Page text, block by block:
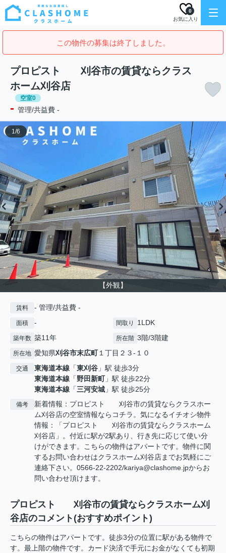
お気に入り
0
この物件の募集は終了しました。
プロピスト 刈谷市の賃貸ならクラス
ホーム刈谷店
空室0
- 管理/共益費 -
【外観】
1/6
賃料 - 管理/共益費 -
面積 - 間取り 1LDK
築年数 築11年 所在階 3階/3階建
所在地 愛知県刈谷市末広町１丁目２３-１０
交通 東海道本線 「東刈谷 」駅 徒歩3分
東海道本線 「野田新町」駅 徒歩22分
東海道本線 「三河安城 」駅 徒歩25分
備考
新着情報：プロピスト 刈谷市の賃貸ならクラスホー
ム刈谷店の空室情報ならコチラ。気になるイチオシ物件
情報：「プロピスト 刈谷市の賃貸ならクラスホーム
刈谷店」。付近に駅が2駅あり、行き先に応じて使い分
けができます。こちらの物件はアパートです。物件に関
するお問い合わせはクラスホーム刈谷店までお気軽にご
連絡下さい。0566-22-2202/kariya@clashome.jpからお
問い合わせ頂けます。
プロピスト 刈谷市の賃貸ならクラスホーム刈
谷店のコメント(おすすめポイント)
こちらの物件はアパートです。徒歩3分の位置に駅がある物件で
す。最上階の物件です。カード決済で手元にお金がなくても初期